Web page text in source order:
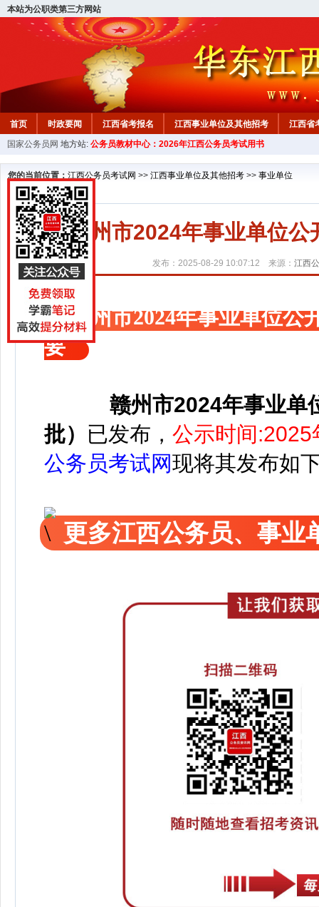
本站为公职类第三方网站
首页 时政要闻 江西省考报名 江西事业单位及其他招考 江西省
教材中心
国家公务员网 地方站: 公务员教材中心：2026年江西公务员考试用书
您的当前位置： 江西公务员考试网 >> 江西事业单位及其他招考 >> 事业单位
赣州市2024年事业单位
发布：2025-08-29 10:07:12 来源： 江西
赣州市2024年事业单位公
要
赣州市2024年事业单
批） 已发布， 公示时间
公务员考试网现将其发布如
更多江西公务员、事业